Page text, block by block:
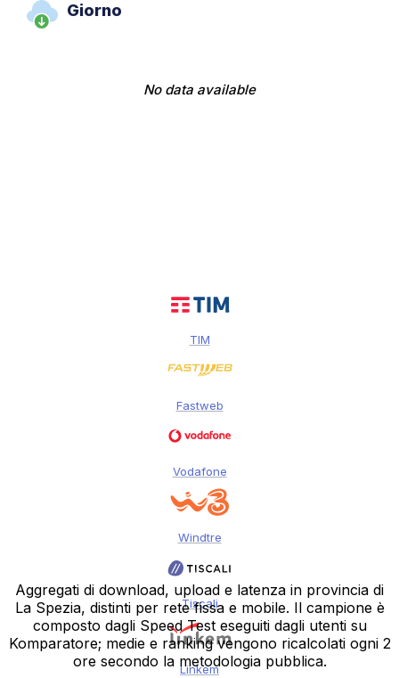
Giorno
No data available
TIM
Fastweb
Vodafone
Windtre
Tiscali
Linkem
Aggregati di download, upload e latenza in provincia di
La Spezia, distinti per rete fissa e mobile. Il campione è
composto dagli Speed Test eseguiti dagli utenti su
Komparatore; medie e ranking vengono ricalcolati ogni 2
ore secondo la metodologia pubblica.